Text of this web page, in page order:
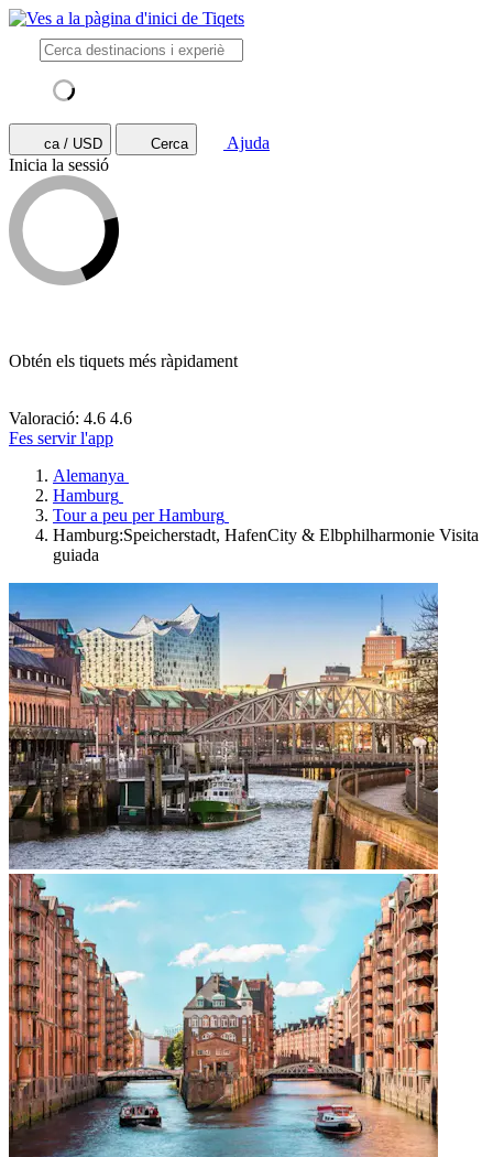
ca / USD Cerca
Ajuda
Inicia la sessió
Obtén els tiquets més ràpidament
Valoració: 4.6 4.6
Fes servir l'app
Alemanya
Hamburg
Tour a peu per Hamburg
Hamburg:Speicherstadt, HafenCity & Elbphilharmonie Visita
guiada